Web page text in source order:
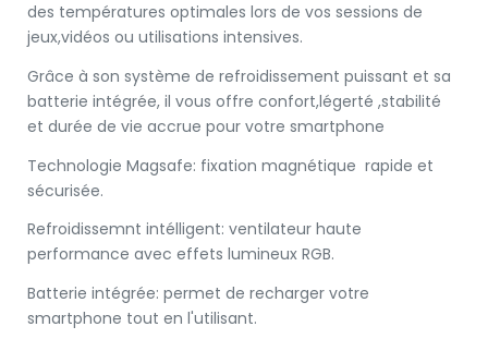
des températures optimales lors de vos sessions de
jeux,vidéos ou utilisations intensives.
Grâce à son système de refroidissement puissant et sa
batterie intégrée, il vous offre confort,légerté ,stabilité
et durée de vie accrue pour votre smartphone
Technologie Magsafe: fixation magnétique rapide et
sécurisée.
Refroidissemnt intélligent: ventilateur haute
performance avec effets lumineux RGB.
Batterie intégrée: permet de recharger votre
smartphone tout en l'utilisant.